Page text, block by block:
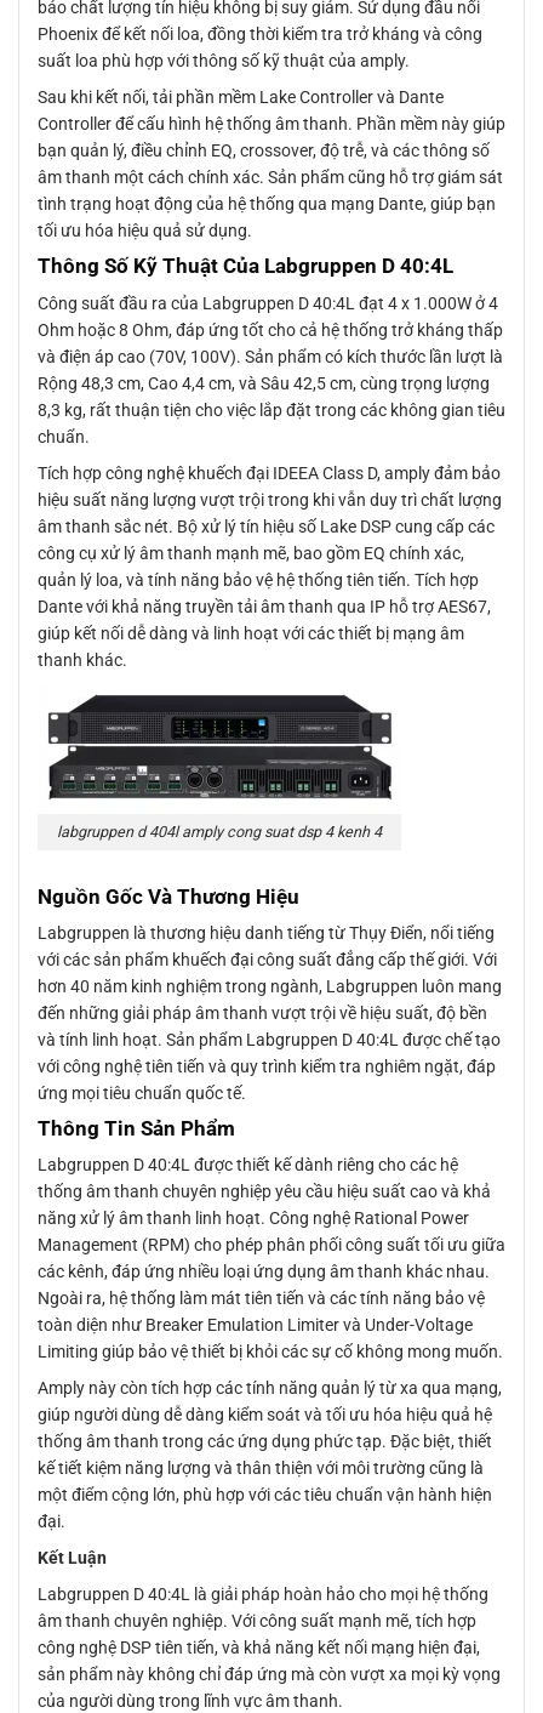
bảo chất lượng tín hiệu không bị suy giảm. Sử dụng đầu nối
Phoenix để kết nối loa, đồng thời kiểm tra trở kháng và công
suất loa phù hợp với thông số kỹ thuật của amply.
Sau khi kết nối, tải phần mềm Lake Controller và Dante
Controller để cấu hình hệ thống âm thanh. Phần mềm này giúp
bạn quản lý, điều chỉnh EQ, crossover, độ trễ, và các thông số
âm thanh một cách chính xác. Sản phẩm cũng hỗ trợ giám sát
tình trạng hoạt động của hệ thống qua mạng Dante, giúp bạn
tối ưu hóa hiệu quả sử dụng.
Thông Số Kỹ Thuật Của Labgruppen D 40:4L
Công suất đầu ra của Labgruppen D 40:4L đạt 4 x 1.000W ở 4
Ohm hoặc 8 Ohm, đáp ứng tốt cho cả hệ thống trở kháng thấp
và điện áp cao (70V, 100V). Sản phẩm có kích thước lần lượt là
Rộng 48,3 cm, Cao 4,4 cm, và Sâu 42,5 cm, cùng trọng lượng
8,3 kg, rất thuận tiện cho việc lắp đặt trong các không gian tiêu
chuẩn.
Tích hợp công nghệ khuếch đại IDEEA Class D, amply đảm bảo
hiệu suất năng lượng vượt trội trong khi vẫn duy trì chất lượng
âm thanh sắc nét. Bộ xử lý tín hiệu số Lake DSP cung cấp các
công cụ xử lý âm thanh mạnh mẽ, bao gồm EQ chính xác,
quản lý loa, và tính năng bảo vệ hệ thống tiên tiến. Tích hợp
Dante với khả năng truyền tải âm thanh qua IP hỗ trợ AES67,
giúp kết nối dễ dàng và linh hoạt với các thiết bị mạng âm
thanh khác.
labgruppen d 404l amply cong suat dsp 4 kenh 4
Nguồn Gốc Và Thương Hiệu
Labgruppen là thương hiệu danh tiếng từ Thụy Điển, nổi tiếng
với các sản phẩm khuếch đại công suất đẳng cấp thế giới. Với
hơn 40 năm kinh nghiệm trong ngành, Labgruppen luôn mang
đến những giải pháp âm thanh vượt trội về hiệu suất, độ bền
và tính linh hoạt. Sản phẩm Labgruppen D 40:4L được chế tạo
với công nghệ tiên tiến và quy trình kiểm tra nghiêm ngặt, đáp
ứng mọi tiêu chuẩn quốc tế.
Thông Tin Sản Phẩm
Labgruppen D 40:4L được thiết kế dành riêng cho các hệ
thống âm thanh chuyên nghiệp yêu cầu hiệu suất cao và khả
năng xử lý âm thanh linh hoạt. Công nghệ Rational Power
Management (RPM) cho phép phân phối công suất tối ưu giữa
các kênh, đáp ứng nhiều loại ứng dụng âm thanh khác nhau.
Ngoài ra, hệ thống làm mát tiên tiến và các tính năng bảo vệ
toàn diện như Breaker Emulation Limiter và Under-Voltage
Limiting giúp bảo vệ thiết bị khỏi các sự cố không mong muốn.
Amply này còn tích hợp các tính năng quản lý từ xa qua mạng,
giúp người dùng dễ dàng kiểm soát và tối ưu hóa hiệu quả hệ
thống âm thanh trong các ứng dụng phức tạp. Đặc biệt, thiết
kế tiết kiệm năng lượng và thân thiện với môi trường cũng là
một điểm cộng lớn, phù hợp với các tiêu chuẩn vận hành hiện
đại.
Kết Luận
Labgruppen D 40:4L là giải pháp hoàn hảo cho mọi hệ thống
âm thanh chuyên nghiệp. Với công suất mạnh mẽ, tích hợp
công nghệ DSP tiên tiến, và khả năng kết nối mạng hiện đại,
sản phẩm này không chỉ đáp ứng mà còn vượt xa mọi kỳ vọng
của người dùng trong lĩnh vực âm thanh.